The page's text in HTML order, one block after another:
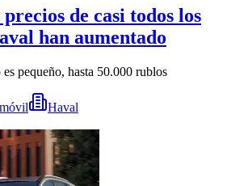
de casi todos los
han aumentado
pequeño, hasta 50.000 rublos
Haval